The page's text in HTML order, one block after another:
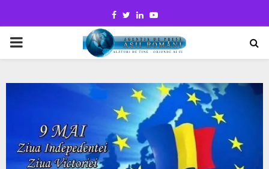
Facebook
TwitterLinkedinYoutube
PRIMARY